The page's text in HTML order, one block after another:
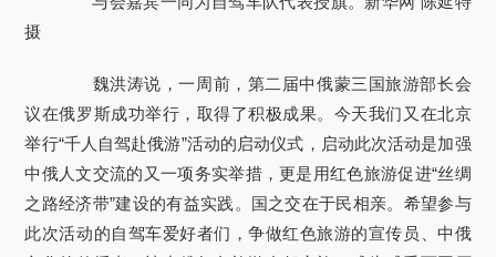
摄
魏洪涛说，一周前，第二届中俄蒙三国旅游部长会
议在俄罗斯成功举行，取得了积极成果。今天我们又在北京
举行“千人自驾赴俄游”活动的启动仪式，启动此次活动是加强
中俄人文交流的又一项务实举措，更是用红色旅游促进“丝绸
之路经济带”建设的有益实践。国之交在于民相亲。希望参与
此次活动的自驾车爱好者们，争做红色旅游的宣传员、中俄